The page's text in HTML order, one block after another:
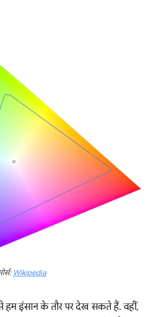
Wikipedia
हम इंसान के तौर पर देख सकते हैं. वहीं,